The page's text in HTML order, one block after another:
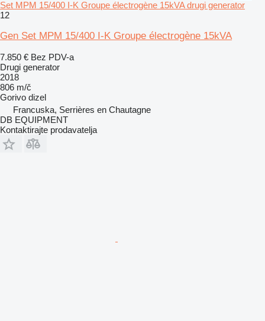
Set MPM 15/400 I-K Groupe électrogène 15kVA drugi generator
12
Gen Set MPM 15/400 I-K Groupe électrogène 15kVA
7.850 € Bez PDV-a
Drugi generator
2018
806 m/č
Gorivo dizel
Francuska, Serrières en Chautagne
DB EQUIPMENT
Kontaktirajte prodavatelja